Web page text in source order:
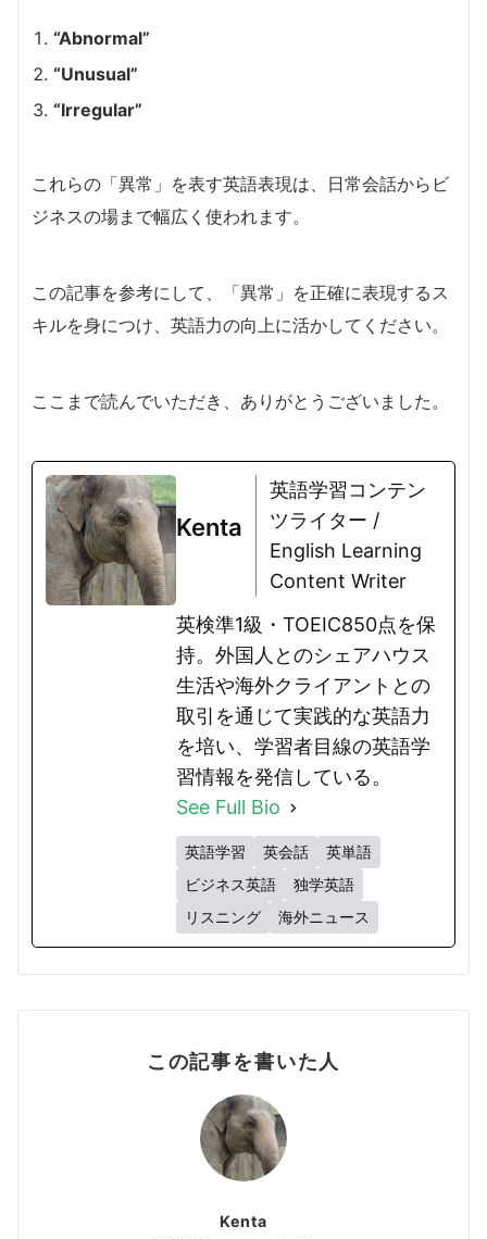
“Abnormal”
“Unusual”
“Irregular”
これらの「異常」を表す英語表現は、日常会話からビ
ジネスの場まで幅広く使われます。
この記事を参考にして、「異常」を正確に表現するス
キルを身につけ、英語力の向上に活かしてください。
ここまで読んでいただき、ありがとうございました。
Kenta
英語学習コンテン
ツライター /
English Learning
Content Writer
英検準1級・TOEIC850点を保
持。外国人とのシェアハウス
生活や海外クライアントとの
取引を通じて実践的な英語力
を培い、学習者目線の英語学
習情報を発信している。
See Full Bio
英語学習 英会話
英単語
ビジネス英語
独学英語
リスニング
海外ニュース
この記事を書いた人
Kenta